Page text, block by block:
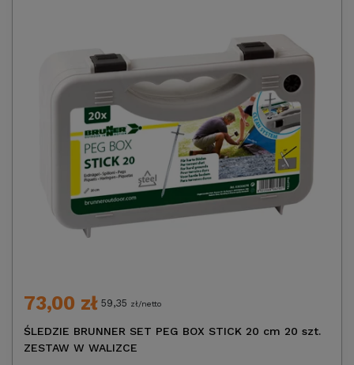
73,00 zł 59,35 zł/netto
ŚLEDZIE BRUNNER SET PEG BOX STICK 20 cm 20 szt.
ZESTAW W WALIZCE